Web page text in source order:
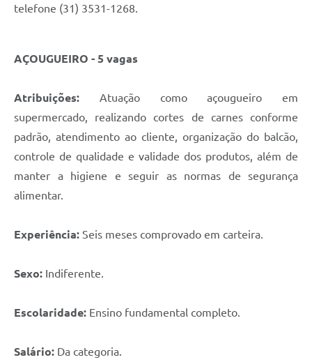
telefone (31) 3531-1268.
AÇOUGUEIRO - 5 vagas
Atribuições: Atuação como açougueiro em
supermercado, realizando cortes de carnes conforme
padrão, atendimento ao cliente, organização do balcão,
controle de qualidade e validade dos produtos, além de
manter a higiene e seguir as normas de segurança
alimentar.
Experiência: Seis meses comprovado em carteira.
Sexo: Indiferente.
Escolaridade: Ensino fundamental completo.
Salário: Da categoria.